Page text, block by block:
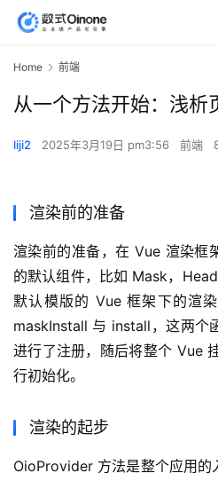
Home 前端
从一个方法开始：浅析
liji2 2025年3月19日 pm3:56 前端
渲染前的准备
渲染前的准备，在 Vue 渲染框
的默认组件，比如 Mask，
默认模版的 Vue 框架下的渲
maskInstall 与 install，这两个
进行了注册，随后将整个 Vue
行初始化。
渲染的起步
OioProvider 方法是整个应用的